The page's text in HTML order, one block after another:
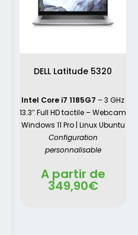
DELL Latitude 5320
Intel Core i7 1185G7 – 3 GHz
13.3″ Full HD tactile – Webcam
Windows 11 Pro | Linux Ubuntu
Configuration
personnalisable
A partir de
349,90€